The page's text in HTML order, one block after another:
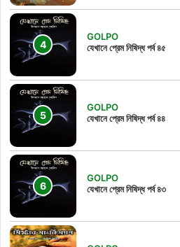
GOLPO
যেখানে প্রেম নিষিদ্ধ পর্ব ৪৫
GOLPO
যেখানে প্রেম নিষিদ্ধ পর্ব ৪৪
GOLPO
যেখানে প্রেম নিষিদ্ধ পর্ব ৪৩